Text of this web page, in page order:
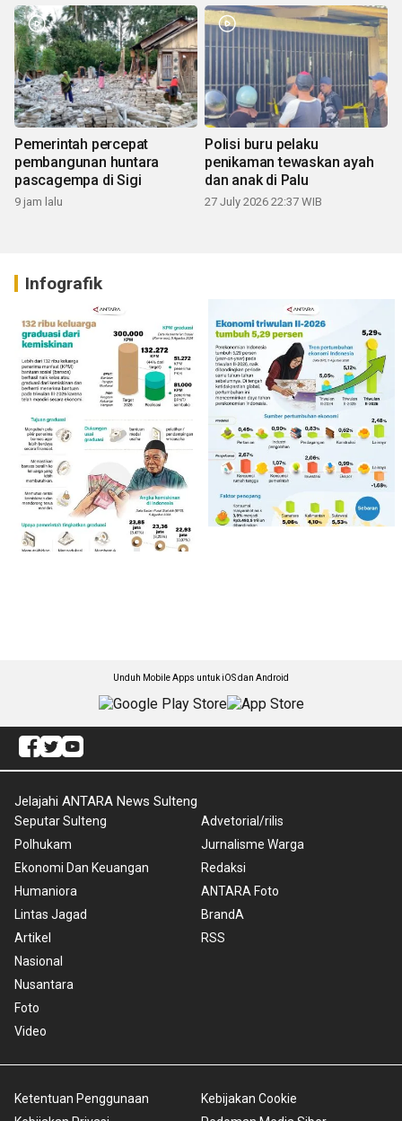
Pemerintah percepat
pembangunan huntara
pascagempa di Sigi
9 jam lalu
Polisi buru pelaku
penikaman tewaskan ayah
dan anak di Palu
27 July 2026 22:37 WIB
Infografik
Unduh Mobile Apps untuk iOS dan Android
Jelajahi ANTARA News Sulteng
Seputar Sulteng
Polhukam
Ekonomi Dan Keuangan
Humaniora
Lintas Jagad
Artikel
Nasional
Nusantara
Foto
Video
Advetorial/rilis
Jurnalisme Warga
Redaksi
ANTARA Foto
BrandA
RSS
Ketentuan Penggunaan
Kebijakan Cookie